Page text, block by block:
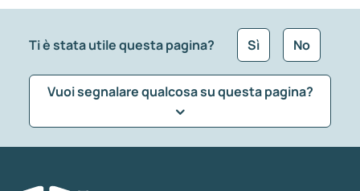
Ti è stata utile questa pagina? Sì No
Vuoi segnalare qualcosa su questa pagina?